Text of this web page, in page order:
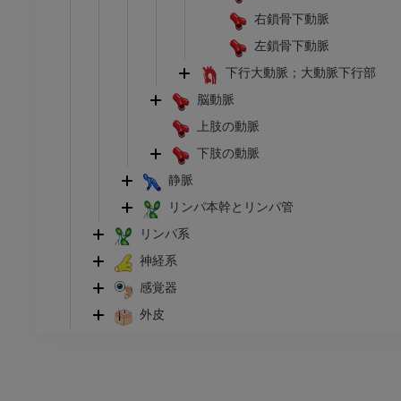
右鎖骨下動脈
左鎖骨下動脈
下行大動脈；大動脈下行部
脳動脈
上肢の動脈
下肢の動脈
静脈
リンパ本幹とリンパ管
リンパ系
神経系
感覚器
外皮